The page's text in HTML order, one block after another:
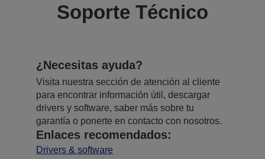
Soporte Técnico
¿Necesitas ayuda?
Visita nuestra sección de atención al cliente
para encontrar información útil, descargar
drivers y software, saber más sobre tu
garantía o ponerte en contacto con nosotros.
Enlaces recomendados:
Drivers & software